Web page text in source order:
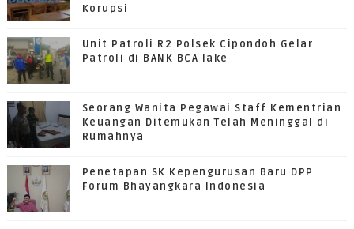
Korupsi
Unit Patroli R2 Polsek Cipondoh Gelar
Patroli di BANK BCA lake
Seorang Wanita Pegawai Staff Kementrian
Keuangan Ditemukan Telah Meninggal di
Rumahnya
Penetapan SK Kepengurusan Baru DPP
Forum Bhayangkara Indonesia